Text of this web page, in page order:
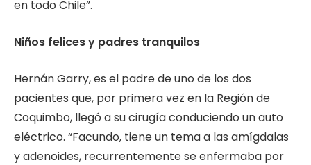
en todo Chile”.
Niños felices y padres tranquilos
Hernán Garry, es el padre de uno de los dos
pacientes que, por primera vez en la Región de
Coquimbo, llegó a su cirugía conduciendo un auto
eléctrico. “Facundo, tiene un tema a las amígdalas
y adenoides, recurrentemente se enfermaba por